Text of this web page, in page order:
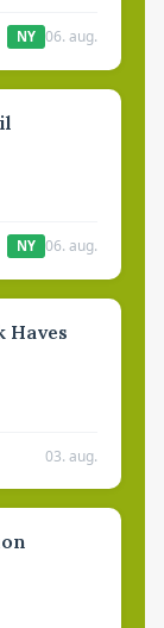
NY 06. aug.
NY 06. aug.
03. aug.